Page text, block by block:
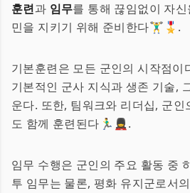
훈련과 임무를 통해 끊임없이 자
민을 지키기 위해 준비한다🏋️‍♂️🎖️.
기본훈련은 모든 군인의 시작점이
기본적인 군사 지식과 생존 기술,
운다. 또한, 팀워크와 리더십, 군인
도 함께 훈련된다🏃‍♂️💂‍♀️.
임무 수행은 군인의 주요 활동 중
투 임무는 물론, 평화 유지군로서